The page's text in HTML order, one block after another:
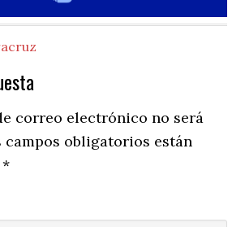
correo electrónico no será
campos obligatorios están
*